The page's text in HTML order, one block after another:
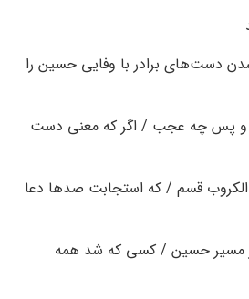
دست‌های برادر با وفایی حسین را
و پس چه عجب / اگر که معنی دست
قسم / که استجابت صدها دعا
مسیر حسین / کسی که شد همه